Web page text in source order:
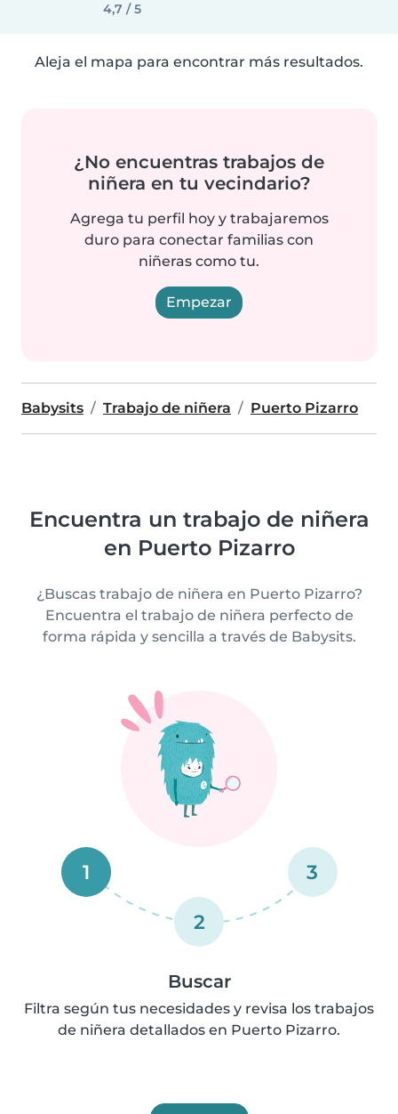
4,7 / 5
Aleja el mapa para encontrar más resultados.
¿No encuentras trabajos de
niñera en tu vecindario?
Agrega tu perfil hoy y trabajaremos
duro para conectar familias con
niñeras como tu.
Empezar
Babysits Trabajo de niñera Puerto Pizarro
Encuentra un trabajo de niñera
en Puerto Pizarro
¿Buscas trabajo de niñera en Puerto Pizarro?
Encuentra el trabajo de niñera perfecto de
forma rápida y sencilla a través de Babysits.
1
2
3
Buscar
Filtra según tus necesidades y revisa los trabajos
de niñera detallados en Puerto Pizarro.